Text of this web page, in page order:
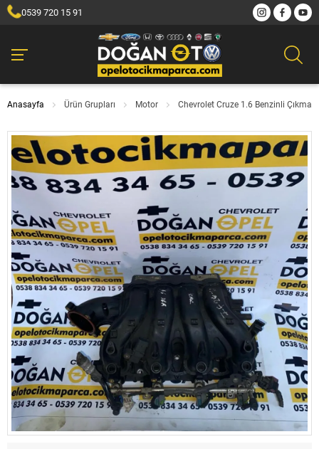
0539 720 15 91
Anasayfa Ürün Grupları Motor Chevrolet Cruze 1.6 Benzinli Çıkma